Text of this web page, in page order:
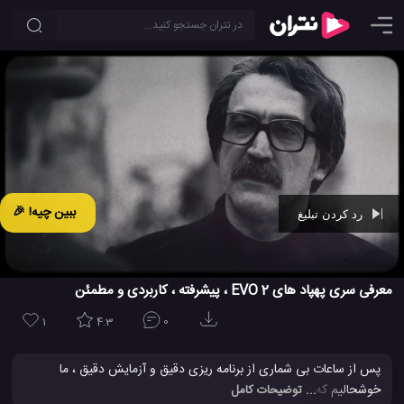
ببین چیه! 🎉
00:29
معرفی سری پهپاد های EVO 2 ، پیشرفته ، کاربردی و مطمئن
1 4.3 0
پس از ساعات بی شماری از برنامه ریزی دقیق و آزمایش دقیق ، ما
خوشحالیم که EVO 2 ، قدرتمندترین و پیشرفته ترین سیستم هواپیمای
... توضیحات کامل